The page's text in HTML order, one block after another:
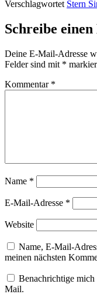
Verschlagwortet Stern
Schreibe
Deine E-Mail-Adresse
Felder sind mit *
Kommentar *
Name *
E-Mail-Adresse *
Website
Name, E-Mail-
meinen nächsten
Benachrichtige
Mail.